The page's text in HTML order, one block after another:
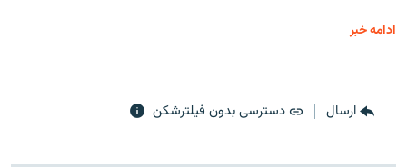
ادامه خبر
ارسال دسترسی بدون فیلترشکن